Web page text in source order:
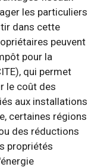
les particuliers
dans cette
peuvent
pour la
qui permet
le coût des
aux installations
certaines régions
des réductions
propriétés